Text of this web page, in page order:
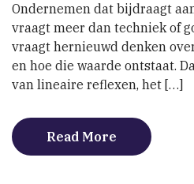
denken
Ondernemen dat bijdraagt
vraagt meer dan techniek of
vraagt hernieuwd denken
en hoe die waarde ontstaat.
van lineaire reflexen, het […]
Read More